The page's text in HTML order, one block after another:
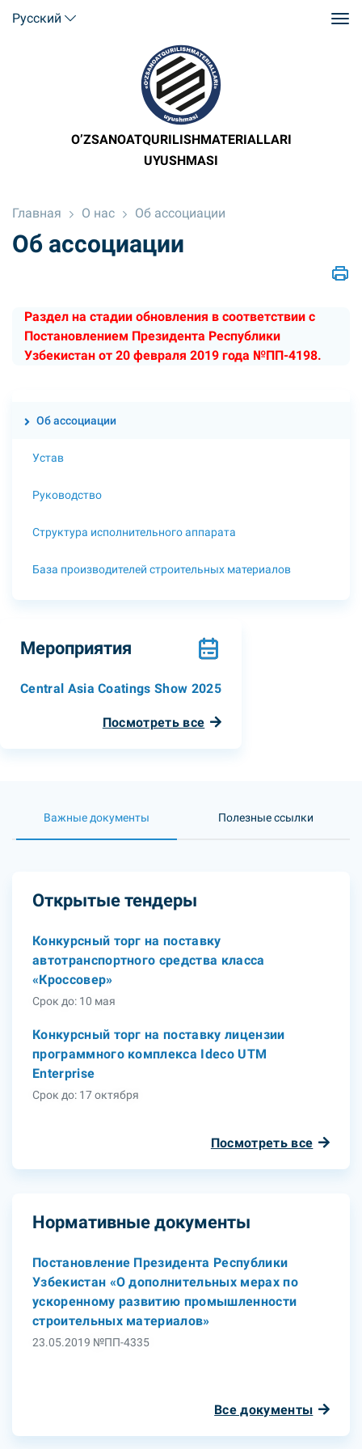
Русский
O’ZSANOATQURILISHMATERIALLARI
UYUSHMASI
Главная О нас Об ассоциации
Об ассоциации
Раздел на стадии обновления в соответствии с
Постановлением Президента Республики
Узбекистан от 20 февраля 2019 года №ПП-4198.
Об ассоциации
Устав
Руководство
Структура исполнительного аппарата
База производителей строительных материалов
Мероприятия
Central Asia Coatings Show 2025
Посмотреть все
Важные документы Полезные ссылки
Открытые тендеры
Конкурсный торг на поставку
автотранспортного средства класса
«Кроссовер»
Срок до: 10 мая
Конкурсный торг на поставку лицензии
программного комплекса Ideco UTM
Enterprise
Срок до: 17 октября
Посмотреть все
Нормативные документы
Постановление Президента Республики
Узбекистан «О дополнительных мерах по
ускоренному развитию промышленности
строительных материалов»
23.05.2019 №ПП-4335
Все документы